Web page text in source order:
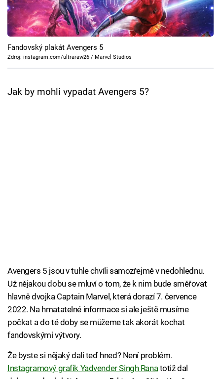
Cool Esport
Pořady
TV Program
Fandovský plakát Avengers 5
Zdroj: instagram.com/ultraraw26 / Marvel Studios
Jak by mohli vypadat Avengers 5?
Avengers 5 jsou v tuhle chvíli samozřejmě v nedohlednu.
Už nějakou dobu se mluví o tom, že k nim bude směřovat
hlavně dvojka Captain Marvel, která dorazí 7. července
2022. Na hmatatelné informace si ale ještě musíme
počkat a do té doby se můžeme tak akorát kochat
fandovskými výtvory.
Že byste si nějaký dali teď hned? Není problém.
Instagramový grafik Yadvender Singh Ranatotiž dal